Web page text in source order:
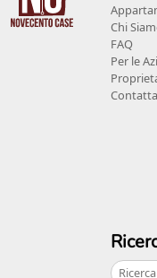
Chi
FAQ
Per le